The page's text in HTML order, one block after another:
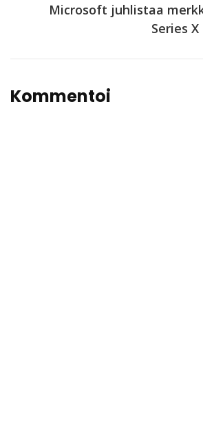
Microsoft juhlistaa
Series
Kommentoi